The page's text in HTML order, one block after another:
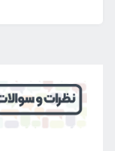
گردش به همراه
موقعیت